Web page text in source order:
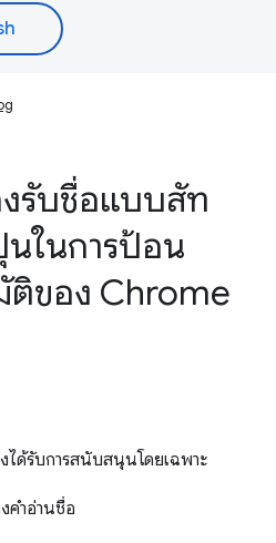
รับชื่อแบบสัท
ในการป้อน
ติของ Chrome
ด้รับการสนับสนุนโดยเฉพาะ
คำอ่านชื่อ